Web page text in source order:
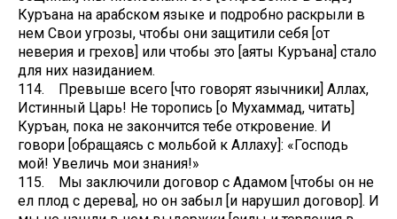
Куръана на арабском языке и подробно раскрыли в
нем Свои угрозы, чтобы они защитили себя [от
неверия и грехов] или чтобы это [аяты Куръана] стало
для них назиданием.
114. Превыше всего [что говорят язычники] Аллах,
Истинный Царь! Не торопись [о Мухаммад, читать]
Куръан, пока не закончится тебе откровение. И
говори [обращаясь с мольбой к Аллаху]: «Господь
мой! Увеличь мои знания!»
115. Мы заключили договор с Адамом [чтобы он не
ел плод с дерева], но он забыл [и нарушил договор]. И